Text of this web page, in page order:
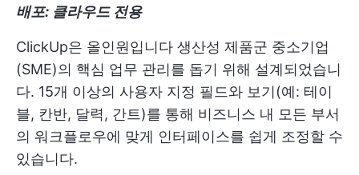
배포: 클라우드 전용
ClickUp은 올인원입니다 생산성 제품군 중소기업
(SME)의 핵심 업무 관리를 돕기 위해 설계되었습니
다. 15개 이상의 사용자 지정 필드와 보기(예: 테이
블, 칸반, 달력, 간트)를 통해 비즈니스 내 모든 부서
의 워크플로우에 맞게 인터페이스를 쉽게 조정할 수
있습니다.